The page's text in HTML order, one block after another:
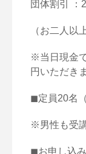
団体割引 ：
（お二人以
※当日現金
円いただき
◼︎定員20名
※男性も受
◼︎お申し込み